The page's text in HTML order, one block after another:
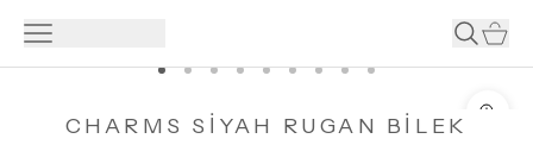
CHARMS SİYAH RUGAN BİLEK